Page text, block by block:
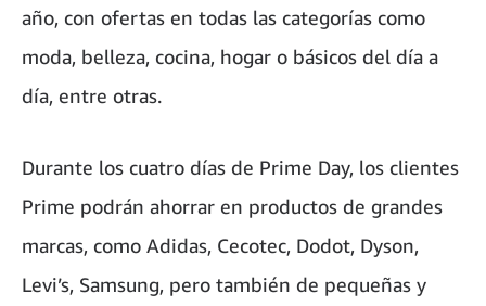
año, con ofertas en todas las categorías como
moda, belleza, cocina, hogar o básicos del día a
día, entre otras.
Durante los cuatro días de Prime Day, los clientes
Prime podrán ahorrar en productos de grandes
marcas, como Adidas, Cecotec, Dodot, Dyson,
Levi’s, Samsung, pero también de pequeñas y